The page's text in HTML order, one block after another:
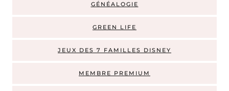
GÉNÉALOGIE
GREEN LIFE
JEUX DES 7 FAMILLES DISNEY
MEMBRE PREMIUM